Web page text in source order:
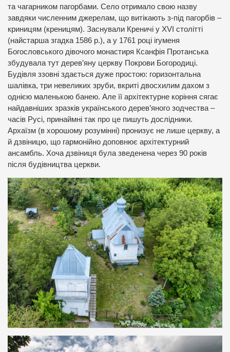
та чагарником пагорбами. Село отримало свою назву
завдяки численним джерелам, що витікають з-під пагорбів –
криницям (креницям). Заснували Креничі у XVI столітті
(найстарша згадка 1586 р.), а у 1761 році ігуменя
Богословського дівочого монастиря Ксанфія Протанська
збудувала тут дерев’яну церкву Покрови Богородиці.
Будівля ззовні здається дуже простою: горизонтальна
шалівка, три невеликих зруби, вкриті двосхилим дахом з
однією маленькою банею. Але її архітектурне коріння сягає
найдавніших зразків українського дерев’яного зодчества –
часів Русі, принаймні так про це пишуть дослідники.
Архаїзм (в хорошому розумінні) пронизує не лише церкву, а
й дзвіницю, що гармонійно доповнює архітектурний
ансамбль. Хоча дзвіниця була зведенена через 90 років
після будівництва церкви.